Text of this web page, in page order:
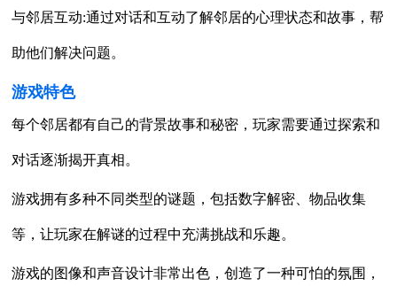
与邻居互动:通过对话和互动了解邻居的心理状态和故事，帮
助他们解决问题。
游戏特色
每个邻居都有自己的背景故事和秘密，玩家需要通过探索和
对话逐渐揭开真相。
游戏拥有多种不同类型的谜题，包括数字解密、物品收集
等，让玩家在解谜的过程中充满挑战和乐趣。
游戏的图像和声音设计非常出色，创造了一种可怕的氛围，